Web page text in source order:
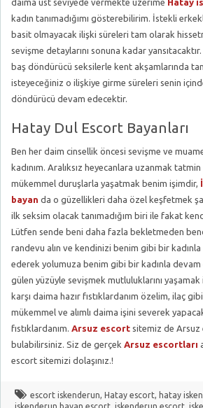
daima üst seviyede vermekte üzerime Hatay
kadın tanımadığımı gösterebilirim. İstekli
basit olmayacak ilişki süreleri tam olarak
sevişme detaylarını sonuna kadar
baş döndürücü seksilerle kent akşamlarında
isteyeceğiniz o ilişkiye girme süreleri senin
döndürücü devam edecektir.
Hatay Dul Escort Bayanları
Ben her daim cinsellik öncesi sevişme ve
kadınım. Aralıksız heyecanlara uzanmak
mükemmel duruşlarla yaşatmak benim işimdir,
bayan da o güzellikleri daha özel keşfetmek
ilk seksim olacak tanımadığım biri ile fakat
Lütfen sende beni daha fazla bekletmeden
randevu alın ve kendinizi benim gibi bir
ederek yolumuza benim gibi bir kadınla devam
gülen yüzüyle sevişmek mutluluklarını
karşı daima hazır fıstıklardanım özelim, ilaç
mükemmel ve alımlı daima işini severek
fıstıklardanım. Arsuz escort sitemiz de Arsuz
bulabilirsiniz. Siz de gerçek Arsuz escortları
escort sitemizi dolaşınız.!
escort iskenderun, Hatay escort, hatay